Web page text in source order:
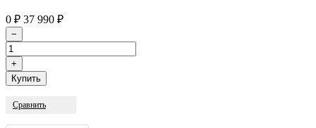
0 ₽ 37 990 ₽
Сравнить